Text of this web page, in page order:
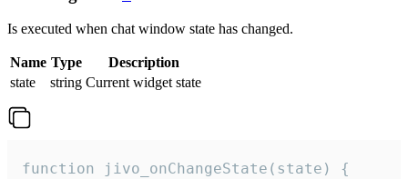
Is executed when chat window state has changed.
Name Type
Description
state
string Current widget state
function jivo_onChangeState(state) {